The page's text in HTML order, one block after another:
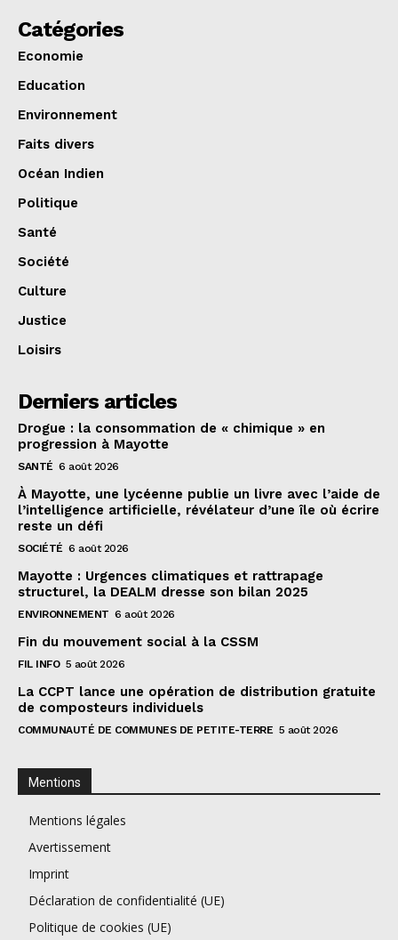
Catégories
Economie
Education
Environnement
Faits divers
Océan Indien
Politique
Santé
Société
Culture
Justice
Loisirs
Derniers articles
Drogue : la consommation de « chimique » en
progression à Mayotte
SANTÉ 6 août 2026
À Mayotte, une lycéenne publie un livre avec l’aide de
l’intelligence artificielle, révélateur d’une île où écrire
reste un défi
SOCIÉTÉ 6 août 2026
Mayotte : Urgences climatiques et rattrapage
structurel, la DEALM dresse son bilan 2025
ENVIRONNEMENT 6 août 2026
Fin du mouvement social à la CSSM
FIL INFO 5 août 2026
La CCPT lance une opération de distribution gratuite
de composteurs individuels
COMMUNAUTÉ DE COMMUNES DE PETITE-TERRE 5 août 2026
Mentions
Mentions légales
Avertissement
Imprint
Déclaration de confidentialité (UE)
Politique de cookies (UE)